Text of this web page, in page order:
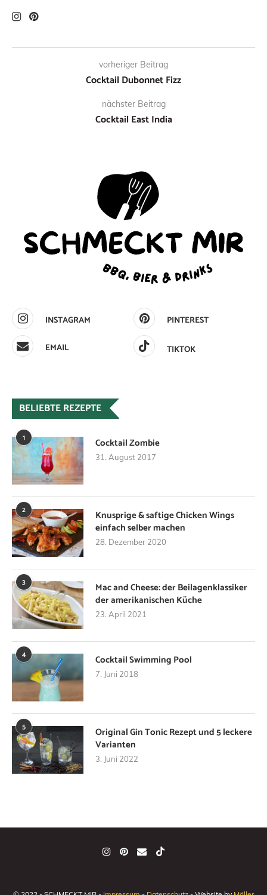
vorheriger Beitrag
Cocktail Dubonnet Fizz
nächster Beitrag
Cocktail East India
INSTAGRAM
PINTEREST
EMAIL
TIKTOK
BELIEBTE REZEPTE
1 Cocktail Zombie
31. August 2017
2
Knusprige & saftige Chicken Wings
einfach selber machen
28. Dezember 2020
3
Mac and Cheese: der Beilagenklassiker
der amerikanischen Küche
23. April 2021
4 Cocktail Swimming Pool
7. Juni 2018
5
Original Gin Tonic Rezept und 5 leckere
Varianten
3. Juni 2022